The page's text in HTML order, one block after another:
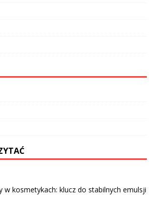
w kosmetykach: klucz do stabilnych emulsji